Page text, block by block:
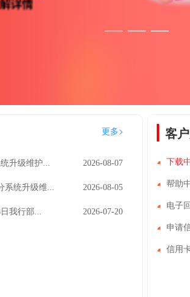
更多> 客
下载
帮助
电子
申请
信用